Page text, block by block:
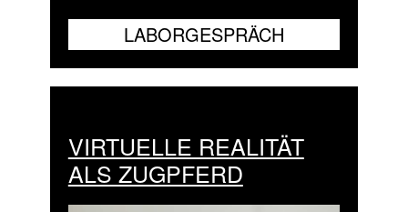
VIRTUELLE REALITÄT
ALS ZUGPFERD